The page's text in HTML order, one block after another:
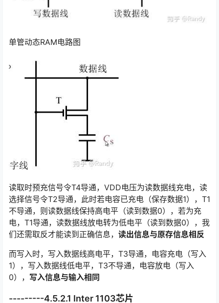
单管动态RAM电路图
读取时预充信号令T4导通，VDD电压为读数据线充电，读
选择信号令T2导通，此时若电容已充电（保存数据1），T1
不导通，则读数据线保持高电平（读到数据0），若为充
电，T1导通，读数据线放电转为低电平（读到数据0），我
们还需取反才能读到正确信息， 读出信息与原存信息相反
而写入时，写入数据线高电平，T3导通，电容充电（写入
1），写入数据线低电平，T3不导通，电容放电（写入
0）， 写入信息与输入相同
---------4.5.2.1 Inter 1103芯片